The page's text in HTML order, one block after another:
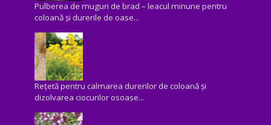
Pulberea de muguri de brad – leacul minune pentru
coloană și durerile de oase...
Rețetă pentru calmarea durerilor de coloană și
dizolvarea ciocurilor osoase...